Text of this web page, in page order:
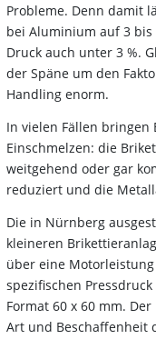
Probleme. Denn damit
bei Aluminium auf 3 bis
Druck auch unter 3 %.
der Späne um den
Handling enorm.
In vielen Fällen bringen
Einschmelzen: die
weitgehend oder gar
reduziert und die
Die in Nürnberg
kleineren
über eine
spezifischen
Format 60 x 60 mm.
Art und Beschaffenheit